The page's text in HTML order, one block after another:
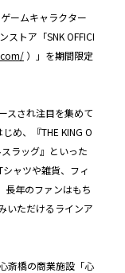
ームキャラクター
ストア「SNK OFFICI
）」を期間限定
スされ注目を集めて
め、『THE KING O
ラッグ』といった
ャツや雑貨、フィ
長年のファンはもち
いただけるラインア
斎橋の商業施設「心